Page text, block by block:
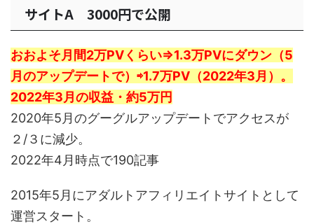
サイトA 3000円で公開
おおよそ月間2万PVくらい⇒1.3万PVにダウン（5
月のアップデートで）⇨1.7万PV（2022年3月）。
2022年3月の収益・約5万円
2020年5月のグーグルアップデートでアクセスが
２/３に減少。
2022年4月時点で190記事
2015年5月にアダルトアフィリエイトサイトとして
運営スタート。